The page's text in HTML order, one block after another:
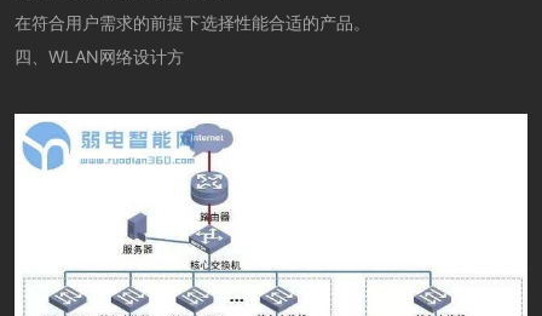
在符合用户需求的前提下选择性能合适的产品。
四、WLAN网络设计方